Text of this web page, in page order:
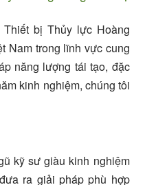
bị Thủy lực Hoàng
Nam trong lĩnh vực cung
năng lượng tái tạo, đặc
kinh nghiệm, chúng tôi
kỹ sư giàu kinh nghiệm
ra giải pháp phù hợp